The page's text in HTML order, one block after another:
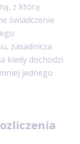
z którą
świadczenie
zasadnicza
kiedy dochodzi
jednego